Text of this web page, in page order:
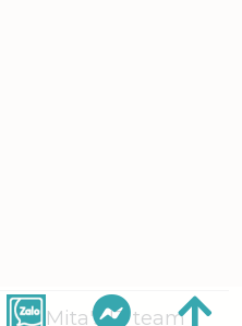
| by Mita's IT team